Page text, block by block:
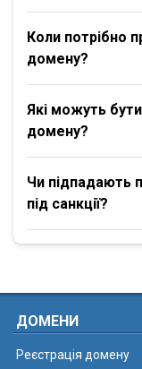
Коли потрібно
домену?
Які можуть
домену?
Чи підпадають
під санкції?
ДОМЕНИ
Реєстрація домену